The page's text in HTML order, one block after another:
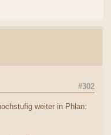
#302
weiter in Phlan: